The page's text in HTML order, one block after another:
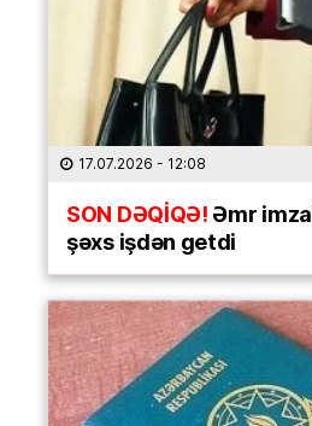
17.07.2026 - 12:08
SON DƏQİQƏ!Əmr
şəxs işdən getdi